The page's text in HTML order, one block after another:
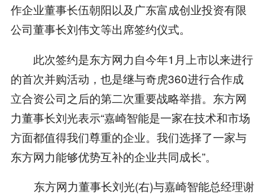
作企业董事长伍朝阳以及广东富成创业投资有限
公司董事长刘伟文等出席签约仪式。
此次签约是东方网力自今年1月上市以来进行
的首次并购活动，也是继与奇虎360进行合作成
立合资公司之后的第二次重要战略举措。东方网
力董事长刘光表示“嘉崎智能是一家在技术和市场
方面都值得我们尊重的企业。我们选择了一家与
东方网力能够优势互补的企业共同成长”。
东方网力董事长刘光(右)与嘉崎智能总经理谢